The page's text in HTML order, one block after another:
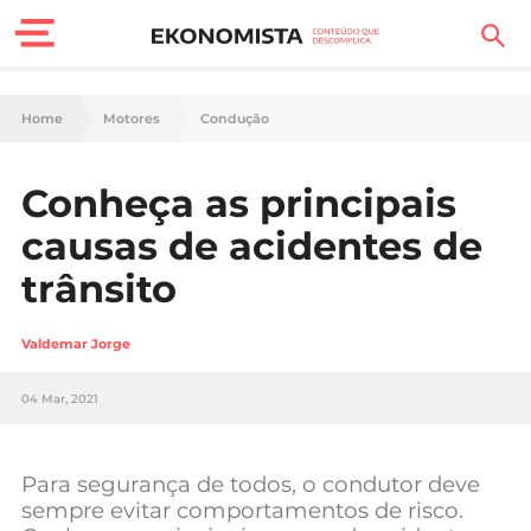
Finanças Pessoais
Carreira
Casa
Lifestyle
Sociedade
Negócios
Home Motores Condução
Conheça as principais
causas de acidentes de
trânsito
Valdemar Jorge
04 Mar, 2021
Para segurança de todos, o condutor deve
sempre evitar comportamentos de risco.